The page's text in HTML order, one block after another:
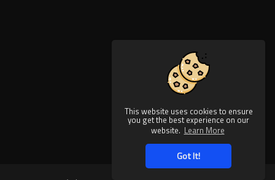
This website uses cookies to ensure
you get the best experience on our
website. Learn More
Got It!